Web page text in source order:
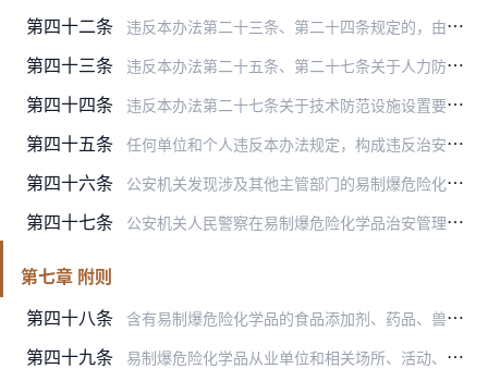
第四十二条 违反本办法第二十三条、第二十四条规定的，由公安机关责令改正，给予警告，对非经营活动处一千元以下罚款，对经营活动处违法所得三倍以下且不超过三万元罚款，没有违法所得…
第四十三条 违反本办法第二十五条、第二十七条关于人力防范、实体防范规定，存在治安隐患的，由公安机关依照《企业事业单位内部治安保卫条例》第十九条的规定处罚。
第四十四条 违反本办法第二十七条关于技术防范设施设置要求规定的，由公安机关依照《危险化学品安全管理条例》第七十八条第二款的规定处罚。
第四十五条 任何单位和个人违反本办法规定，构成违反治安管理行为的，依照《中华人民共和国治安管理处罚法》的规定予以处罚；构成犯罪的，依法追究刑事责任。
第四十六条 公安机关发现涉及其他主管部门的易制爆危险化学品违法违规行为，应当书面通报其他主管部门依法查处。
第四十七条 公安机关人民警察在易制爆危险化学品治安管理中滥用职权、玩忽职守或者徇私舞弊，构成犯罪的，依法追究刑事责任；尚不构成犯罪的，依法给予行政处分。
第七章 附则
第四十八条
含有易制爆危险化学品的食品添加剂、药品、兽药、消毒剂等生活用品，其生产单位按照易制爆危险化学品使用单位管理，其成品的生产、销售、购买（含个人购买）、储存、使用、…
第四十九条 易制爆危险化学品从业单位和相关场所、活动、设施等确定为防范恐怖袭击重点目标的，应当执行《中华人民共和国反恐怖主义法》的有关规定。